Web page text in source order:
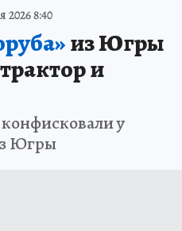
8:40
из Югры
и
у
Югры